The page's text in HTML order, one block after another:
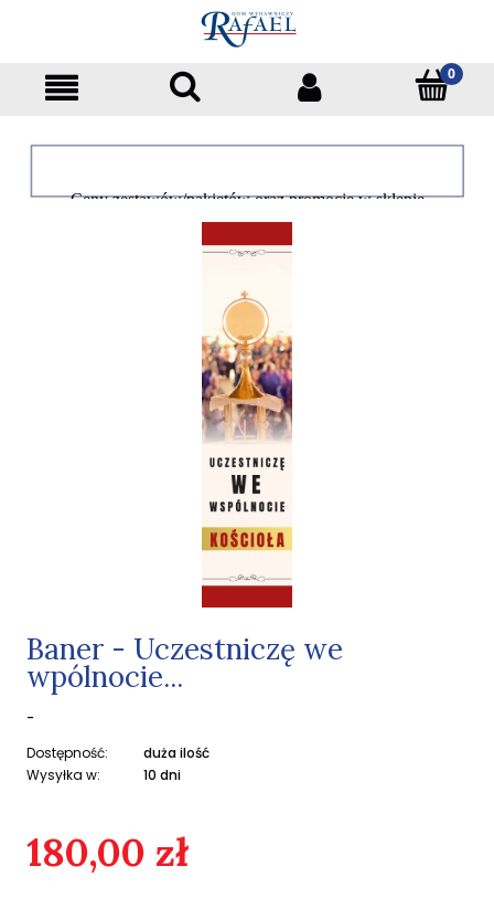
Ceny zestawów/pakietów oraz promocje w sklepie
dotyczą tylko klientów indywidualnych
Baner - Uczestniczę we
wpólnocie...
-
Dostępność:
duża ilość
Wysyłka w:
10 dni
180,00 zł